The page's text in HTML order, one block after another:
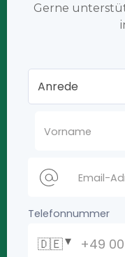
Gerne